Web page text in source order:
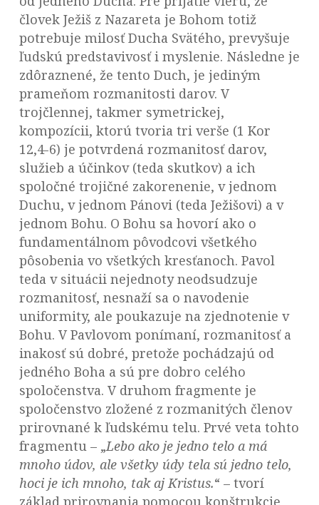
človek Ježiš z Nazareta je Bohom totiž
potrebuje milosť Ducha Svätého, prevyšuje
ľudskú predstavivosť i myslenie. Následne je
zdôraznené, že tento Duch, je jediným
prameňom rozmanitosti darov. V
trojčlennej, takmer symetrickej,
kompozícii, ktorú tvoria tri verše (1 Kor
12,4-6) je potvrdená rozmanitosť darov,
služieb a účinkov (teda skutkov) a ich
spoločné trojičné zakorenenie, v jednom
Duchu, v jednom Pánovi (teda Ježišovi) a v
jednom Bohu. O Bohu sa hovorí ako o
fundamentálnom pôvodcovi všetkého
pôsobenia vo všetkých kresťanoch. Pavol
teda v situácii nejednoty neodsudzuje
rozmanitosť, nesnaží sa o navodenie
uniformity, ale poukazuje na zjednotenie v
Bohu. V Pavlovom ponímaní, rozmanitosť a
inakosť sú dobré, pretože pochádzajú od
jedného Boha a sú pre dobro celého
spoločenstva. V druhom fragmente je
spoločenstvo zložené z rozmanitých členov
prirovnané k ľudskému telu. Prvé veta tohto
fragmentu – „Lebo ako je jedno telo a má
mnoho údov, ale všetky údy tela sú jedno telo,
hoci je ich mnoho, tak aj Kristus.“ – tvorí